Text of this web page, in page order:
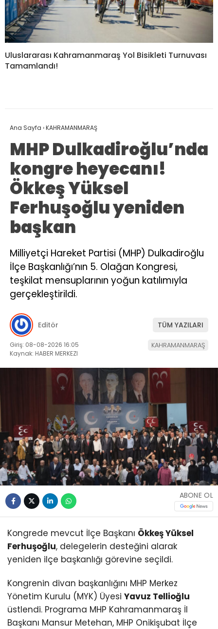
Uluslararası Kahramanmaraş Yol Bisikleti Turnuvası
Tamamlandı!
Ana Sayfa ›KAHRAMANMARAŞ
MHP Dulkadiroğlu’nda
kongre heyecanı!
Ökkeş Yüksel
Ferhuşoğlu yeniden
başkan
Milliyetçi Hareket Partisi (MHP) Dulkadiroğlu
İlçe Başkanlığı’nın 5. Olağan Kongresi,
teşkilat mensuplarının yoğun katılımıyla
gerçekleştirildi.
Editör TÜM YAZILARI
Giriş: 08-08-2026 16:05
Kaynak: HABER MERKEZI
KAHRAMANMARAŞ
ABONE OL
Kongrede mevcut İlçe Başkanı Ökkeş Yüksel
Ferhuşoğlu, delegelerin desteğini alarak
yeniden ilçe başkanlığı görevine seçildi.
Kongrenin divan başkanlığını MHP Merkez
Yönetim Kurulu (MYK) Üyesi Yavuz Tellioğlu
üstlendi. Programa MHP Kahramanmaraş İl
Başkanı Mansur Metehan, MHP Onikişubat İlçe